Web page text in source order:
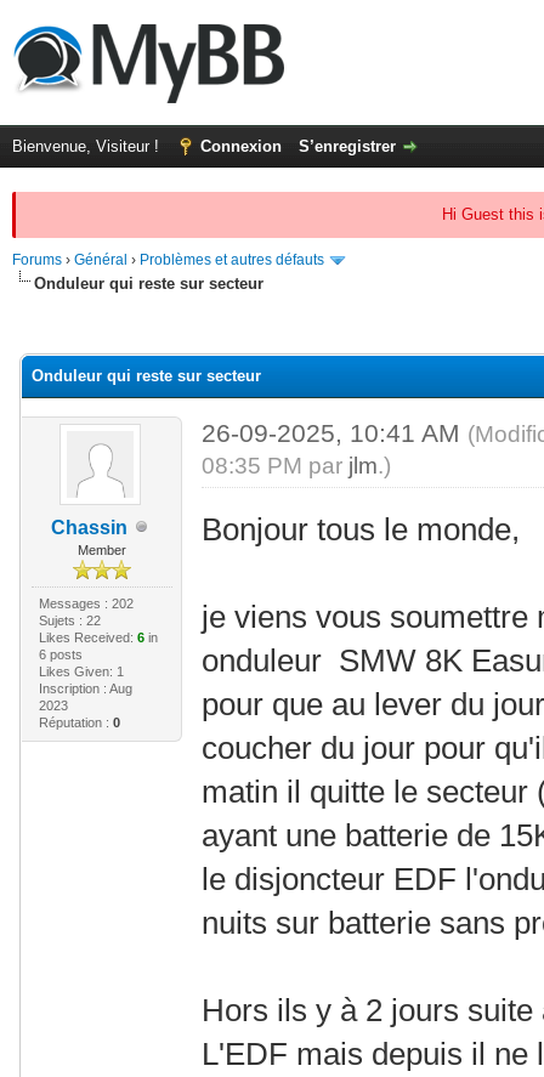
Bienvenue, Visiteur ! Connexion S’enregistrer
Hi Guest this
Forums › Général › Problèmes et autres défauts
Onduleur qui reste sur secteur
Onduleur qui reste sur secteur
Chassin
Member
Messages : 202
Sujets : 22
Likes Received: 6in
6 posts
Likes Given: 1
Inscription : Aug
2023
Réputation : 0
26-09-2025, 10:41 AM
08:35 PM par jlm.)
Bonjour tous le monde,
je viens vous soumettre
onduleur SMW 8K
pour que au lever du
coucher du jour pour
matin il quitte le secteur
ayant une batterie de
le disjoncteur EDF
nuits sur batterie sans
Hors ils y à 2 jours
L'EDF mais depuis il ne